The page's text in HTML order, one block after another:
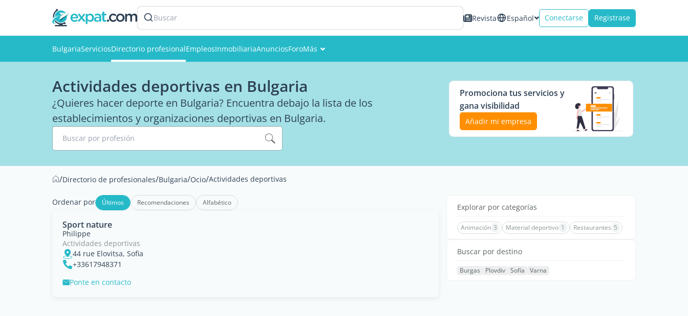
Buscar Revista Español Conectarse Registrase
BulgariaServiciosDirectorio profesionalEmpleosInmobiliariaAnunciosForoMás
Fotos
Actividades deportivas en Bulgaria
¿Quieres hacer deporte en Bulgaria? Encuentra debajo la lista de los
establecimientos y organizaciones deportivas en Bulgaria.
Buscar por profesión
Promociona tus servicios y
gana visibilidad
Añadir mi empresa
/Directorio de profesionales/Bulgaria/Ocio/Actividades deportivas
Ordenar por Últimos Recomendaciones Alfabético
Sport nature
Philippe
Actividades deportivas
44 rue Elovitsa, Sofia
+33617948371
Ponte en contacto
Explorar por categorías
Animación 3 Material deportivo 1 Restaurantes 5
Buscar por destino
Burgas Plovdiv Sofía Varna